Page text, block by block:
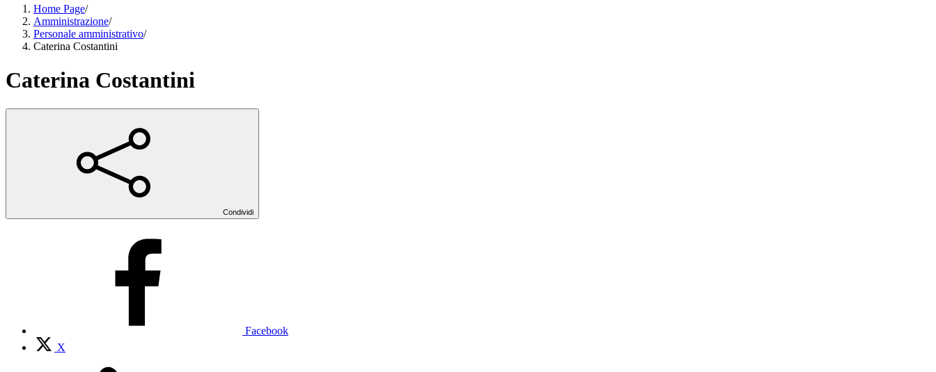
Home Page/
Amministrazione/
Personale amministrativo/
Caterina Costantini
Caterina Costantini
Condividi
Facebook
X